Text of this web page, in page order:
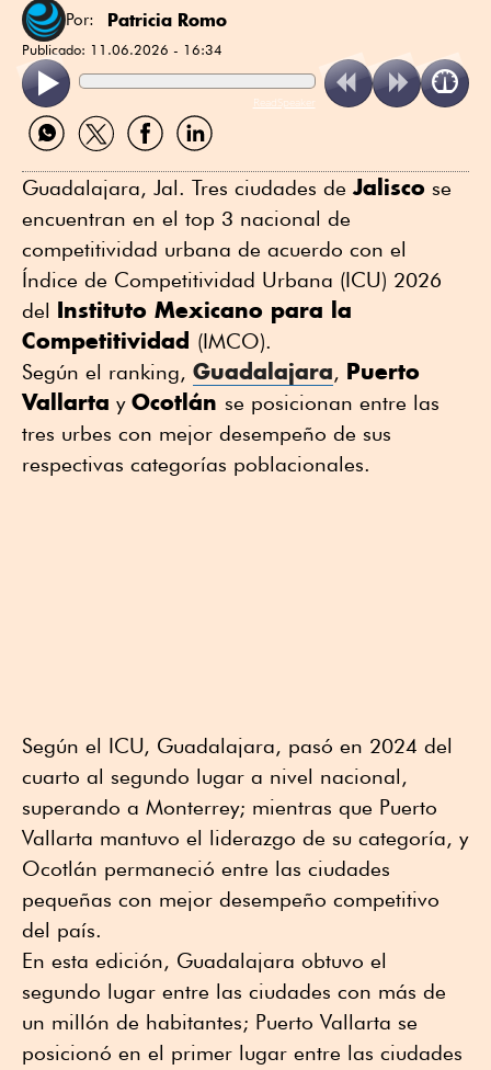
Por: Patricia Romo
Publicado: 11.06.2026 - 16:34
ReadSpeaker
Compartir
por
Compartir
por
Compartir
por
Compartir
por
Guadalajara, Jal. Tres ciudades de Jalisco se
encuentran en el top 3 nacional de
competitividad urbana de acuerdo con el
Índice de Competitividad Urbana (ICU) 2026
del Instituto Mexicano para la
Competitividad (IMCO).
Según el ranking, Guadalajara, Puerto
Vallarta y Ocotlán se posicionan entre las
tres urbes con mejor desempeño de sus
respectivas categorías poblacionales.
Según el ICU, Guadalajara, pasó en 2024 del
cuarto al segundo lugar a nivel nacional,
superando a Monterrey; mientras que Puerto
Vallarta mantuvo el liderazgo de su categoría, y
Ocotlán permaneció entre las ciudades
pequeñas con mejor desempeño competitivo
del país.
En esta edición, Guadalajara obtuvo el
segundo lugar entre las ciudades con más de
un millón de habitantes; Puerto Vallarta se
posicionó en el primer lugar entre las ciudades